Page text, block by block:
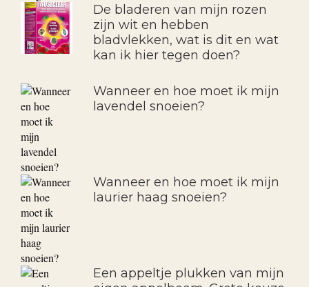
De bladeren van mijn rozen
zijn wit en hebben
bladvlekken, wat is dit en wat
kan ik hier tegen doen?
Wanneer en hoe moet ik mijn
lavendel snoeien?
Wanneer en hoe moet ik mijn
laurier haag snoeien?
Een appeltje plukken van mijn